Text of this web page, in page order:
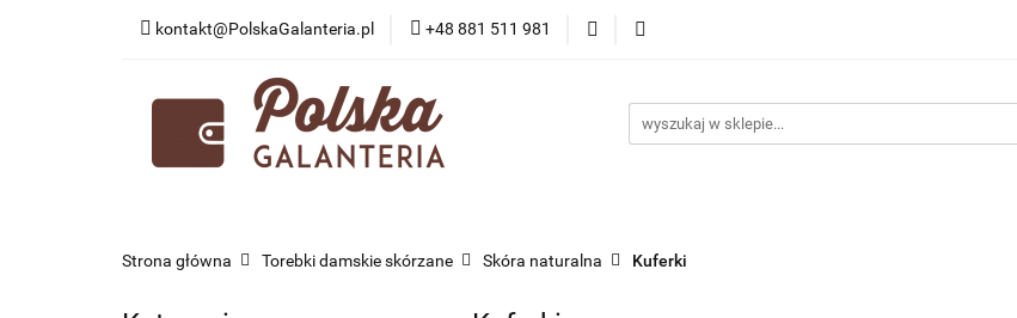
kontakt@PolskaGalanteria.pl +48 881 511 981
KATEGORIE NOWOŚCI PROMOCJE
PORADY I AKTUALNOŚCI
Strona główna Torebki damskie skórzane Skóra naturalna Kuferki